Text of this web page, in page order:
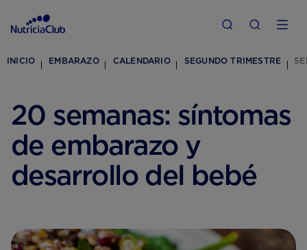
INICIO EMBARAZO CALENDARIO SEGUNDO TRIMESTRE
20 semanas: síntomas
de embarazo y
desarrollo del bebé